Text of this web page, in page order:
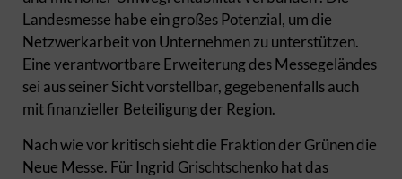
Landesmesse habe ein großes Potenzial, um die
Netzwerkarbeit von Unternehmen zu unterstützen.
Eine verantwortbare Erweiterung des Messegeländes
sei aus seiner Sicht vorstellbar, gegebenenfalls auch
mit finanzieller Beteiligung der Region.
Nach wie vor kritisch sieht die Fraktion der Grünen die
Neue Messe. Für Ingrid Grischtschenko hat das